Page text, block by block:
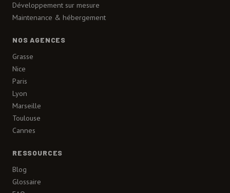
Développement sur mesure
Maintenance & hébergement
NOS AGENCES
Grasse
Nice
Paris
Lyon
Marseille
Toulouse
Cannes
RESSOURCES
Blog
Glossaire